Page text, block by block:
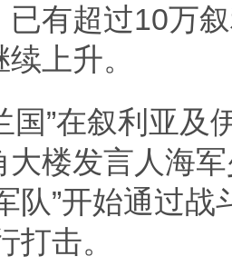
已有超过10万
上升。
国”在叙利亚
楼发言人海
队”开始通过
打击。